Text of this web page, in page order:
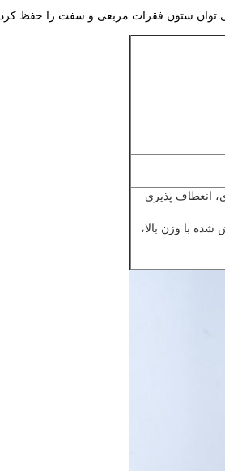
توان ستون فقرات مربعی و سفت را حفظ کرد.
انعطاف پذیری
با وزن بالا،